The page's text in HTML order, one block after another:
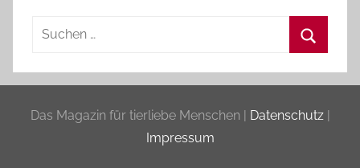
Suchen
Das Magazin für tierliebe Menschen | Datenschutz|
Impressum